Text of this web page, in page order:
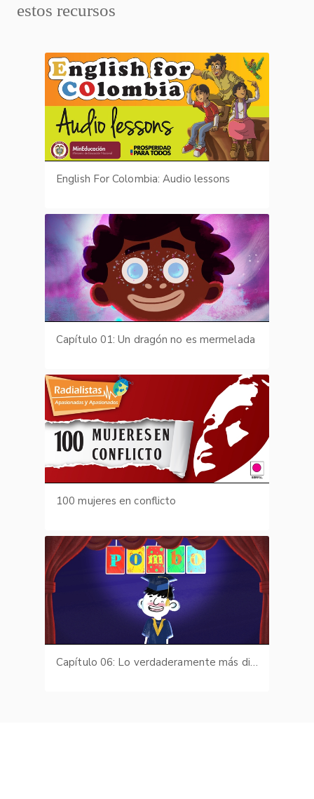
estos recursos
English For Colombia: Audio lessons
Capítulo 01: Un dragón no es mermelada
100 mujeres en conflicto
Capítulo 06: Lo verdaderamente más difícil